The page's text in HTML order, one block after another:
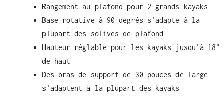
Rangement au plafond pour 2 grands kayaks
Base rotative à 90 degrés s'adapte à la
plupart des solives de plafond
Hauteur réglable pour les kayaks jusqu'à 18"
de haut
Des bras de support de 30 pouces de large
s'adaptent à la plupart des kayaks